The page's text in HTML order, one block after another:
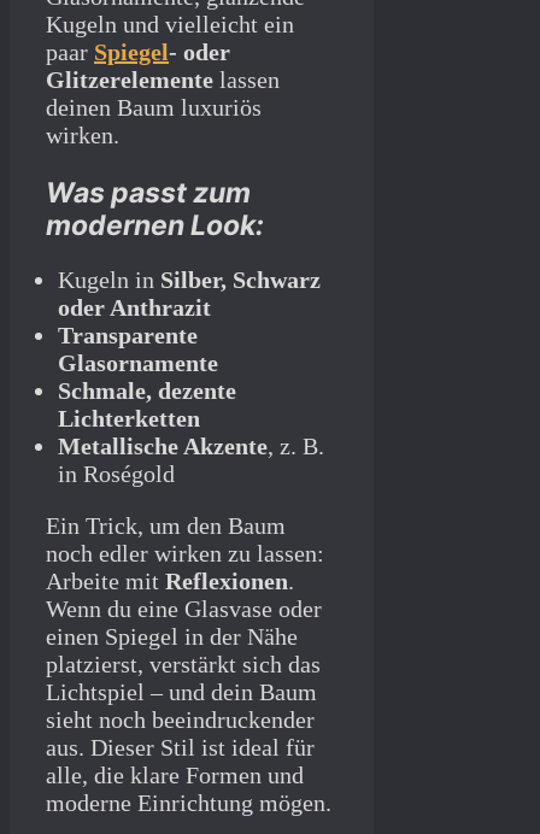
Kugeln und vielleicht ein
paar Spiegel- oder
Glitzerelemente lassen
deinen Baum luxuriös
wirken.
Was passt zum
modernen Look:
Kugeln in Silber, Schwarz
oder Anthrazit
Transparente
Glasornamente
Schmale, dezente
Lichterketten
Metallische Akzente, z. B.
in Roségold
Ein Trick, um den Baum
noch edler wirken zu lassen:
Arbeite mit Reflexionen.
Wenn du eine Glasvase oder
einen Spiegel in der Nähe
platzierst, verstärkt sich das
Lichtspiel – und dein Baum
sieht noch beeindruckender
aus. Dieser Stil ist ideal für
alle, die klare Formen und
moderne Einrichtung mögen.